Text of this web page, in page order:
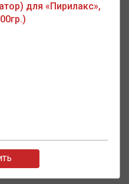
для «Пирилакс»,